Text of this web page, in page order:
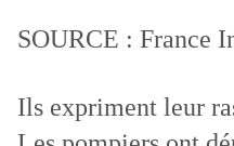
SOURCE : France
Ils expriment leur